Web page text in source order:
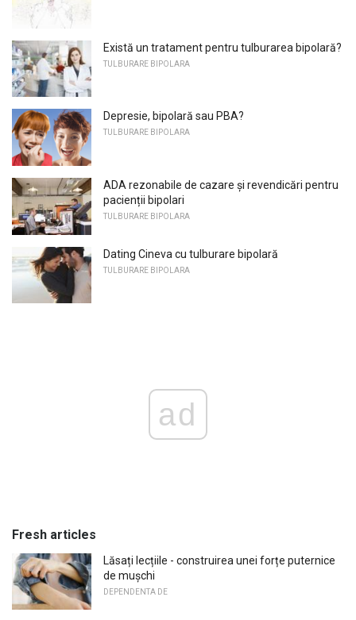
Există un tratament pentru tulburarea bipolară?
TULBURARE BIPOLARA
Depresie, bipolară sau PBA?
TULBURARE BIPOLARA
ADA rezonabile de cazare și revendicări pentru
pacienții bipolari
TULBURARE BIPOLARA
Dating Cineva cu tulburare bipolară
TULBURARE BIPOLARA
ad
Fresh articles
Lăsați lecțiile - construirea unei forțe puternice
de mușchi
DEPENDENTA DE